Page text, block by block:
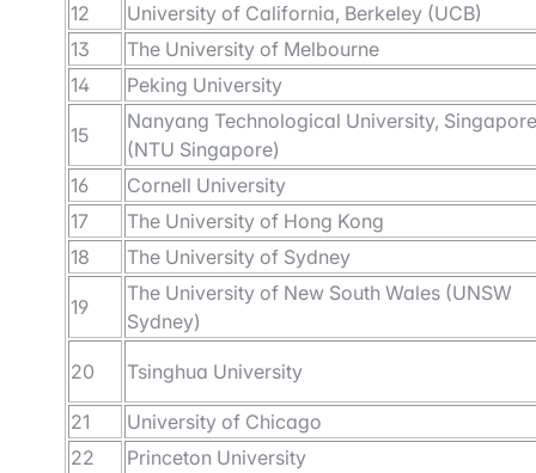
12
University of California, Berkeley (UCB)
13
The University of Melbourne
14
Peking University
15
Nanyang Technological University, Singapore
(NTU Singapore)
16
Cornell University
17
The University of Hong Kong
18
The University of Sydney
19
The University of New South Wales (UNSW
Sydney)
20 Tsinghua University
21
University of Chicago
22
Princeton University